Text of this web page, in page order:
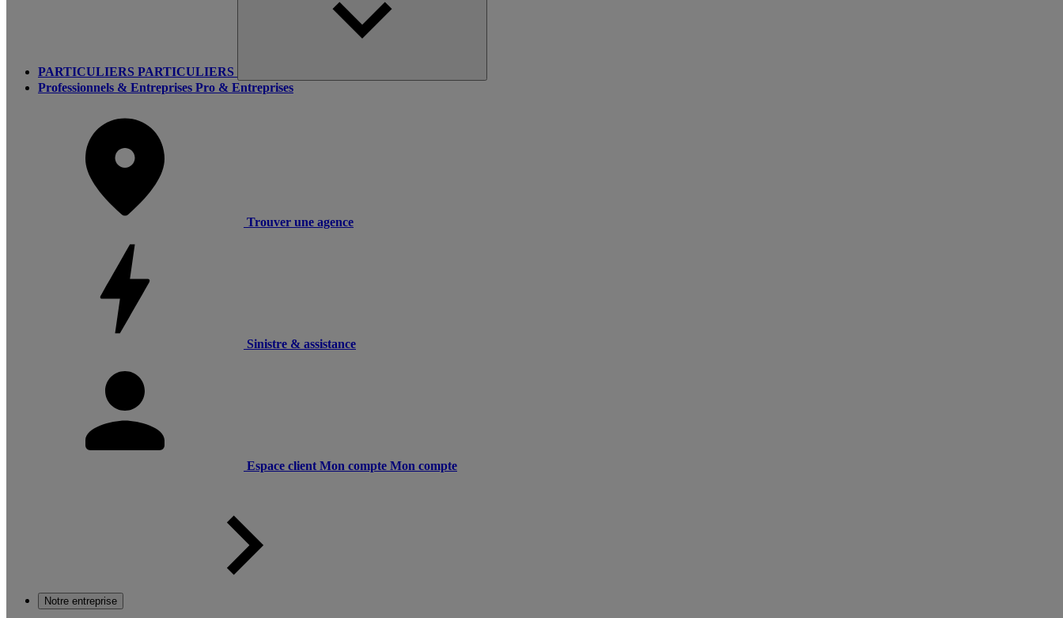
PARTICULIERS PARTICULIERS
Professionnels & Entreprises Pro & Entreprises
Trouver une agence
Sinistre & assistance
Espace client Mon compte Mon compte
Notre entreprise